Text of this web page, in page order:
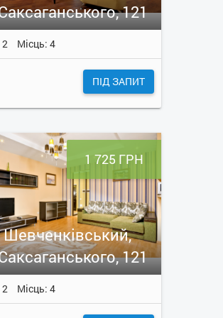
121
2 Місць: 4
ПІД ЗАПИТ
1 725 ГРН
Шевченківський,
121
2 Місць: 4